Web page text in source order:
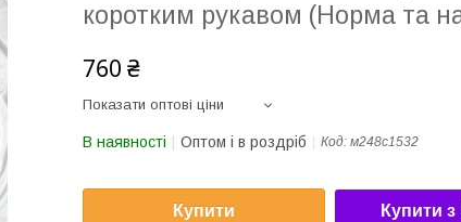
коротким рукавом (Норма та
760 ₴
Показати оптові ціни
В наявності Оптом і в роздріб Код: м248с1532
Купити Купити з